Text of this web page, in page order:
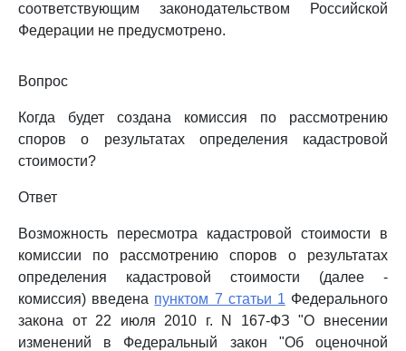
соответствующим законодательством Российской
Федерации не предусмотрено.
Вопрос
Когда будет создана комиссия по рассмотрению
споров о результатах определения кадастровой
стоимости?
Ответ
Возможность пересмотра кадастровой стоимости в
комиссии по рассмотрению споров о результатах
определения кадастровой стоимости (далее -
комиссия) введена пунктом 7 статьи 1 Федерального
закона от 22 июля 2010 г. N 167-ФЗ "О внесении
изменений в Федеральный закон "Об оценочной